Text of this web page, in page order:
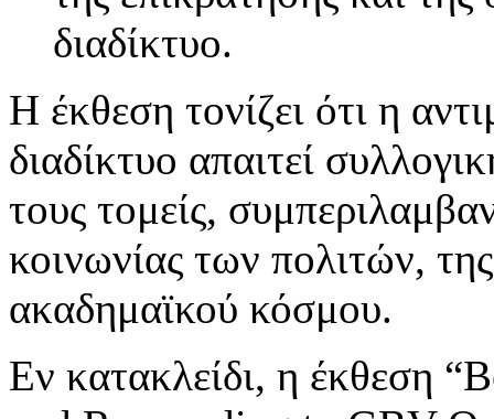
διαδίκτυο.
Η έκθεση τονίζει ότι η
διαδίκτυο απαιτεί
τους τομείς,
κοινωνίας των πολιτών,
ακαδημαϊκού κόσμου.
Εν κατακλείδι, η έκθεση